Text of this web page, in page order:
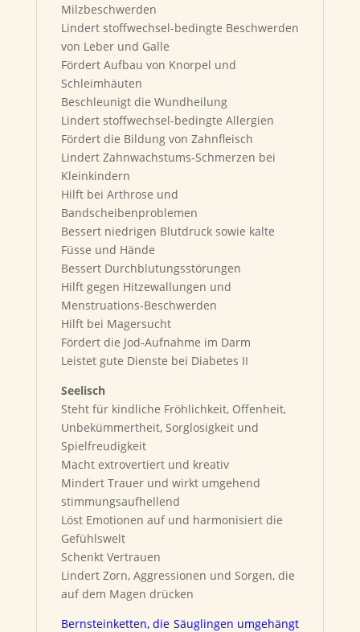
Milzbeschwerden
Lindert stoffwechsel-bedingte Beschwerden
von Leber und Galle
Fördert Aufbau von Knorpel und
Schleimhäuten
Beschleunigt die Wundheilung
Lindert stoffwechsel-bedingte Allergien
Fördert die Bildung von Zahnfleisch
Lindert Zahnwachstums-Schmerzen bei
Kleinkindern
Hilft bei Arthrose und
Bandscheibenproblemen
Bessert niedrigen Blutdruck sowie kalte
Füsse und Hände
Bessert Durchblutungsstörungen
Hilft gegen Hitzewallungen und
Menstruations-Beschwerden
Hilft bei Magersucht
Fördert die Jod-Aufnahme im Darm
Leistet gute Dienste bei Diabetes II
Seelisch
Steht für kindliche Fröhlichkeit, Offenheit,
Unbekümmertheit, Sorglosigkeit und
Spielfreudigkeit
Macht extrovertiert und kreativ
Mindert Trauer und wirkt umgehend
stimmungsaufhellend
Löst Emotionen auf und harmonisiert die
Gefühlswelt
Schenkt Vertrauen
Lindert Zorn, Aggressionen und Sorgen, die
auf dem Magen drücken
Bernsteinketten, die Säuglingen umgehängt